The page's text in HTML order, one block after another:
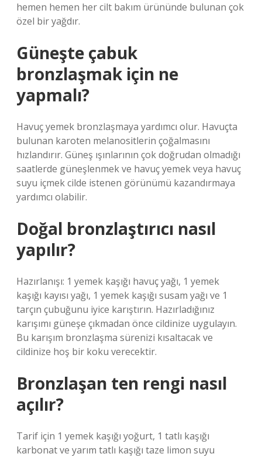
hemen hemen her cilt bakım ürününde bulunan çok
özel bir yağdır.
Güneşte çabuk
bronzlaşmak için ne
yapmalı?
Havuç yemek bronzlaşmaya yardımcı olur. Havuçta
bulunan karoten melanositlerin çoğalmasını
hızlandırır. Güneş ışınlarının çok doğrudan olmadığı
saatlerde güneşlenmek ve havuç yemek veya havuç
suyu içmek cilde istenen görünümü kazandırmaya
yardımcı olabilir.
Doğal bronzlaştırıcı nasıl
yapılır?
Hazırlanışı: 1 yemek kaşığı havuç yağı, 1 yemek
kaşığı kayısı yağı, 1 yemek kaşığı susam yağı ve 1
tarçın çubuğunu iyice karıştırın. Hazırladığınız
karışımı güneşe çıkmadan önce cildinize uygulayın.
Bu karışım bronzlaşma sürenizi kısaltacak ve
cildinize hoş bir koku verecektir.
Bronzlaşan ten rengi nasıl
açılır?
Tarif için 1 yemek kaşığı yoğurt, 1 tatlı kaşığı
karbonat ve yarım tatlı kaşığı taze limon suyu